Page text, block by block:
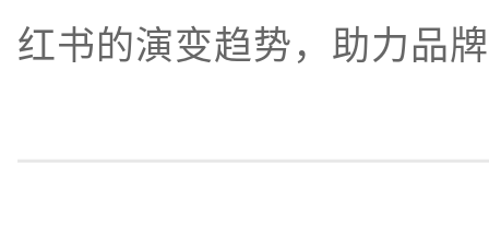
红书的演变趋势，助力品